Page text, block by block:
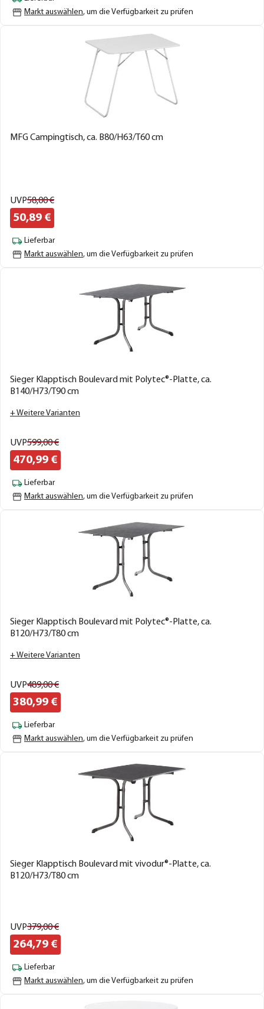
Markt auswählen, um die Verfügbarkeit zu prüfen
MFG Campingtisch, ca. B80/H63/T60 cm
UVP58,00€
50,89 €
Lieferbar
Markt auswählen, um die Verfügbarkeit zu prüfen
Sieger Klapptisch Boulevard mit Polytec®-Platte, ca.
B140/H73/T90 cm
+ Weitere Varianten
UVP599,00€
470,99 €
Lieferbar
Markt auswählen, um die Verfügbarkeit zu prüfen
Sieger Klapptisch Boulevard mit Polytec®-Platte, ca.
B120/H73/T80 cm
+ Weitere Varianten
UVP489,00€
380,99 €
Lieferbar
Markt auswählen, um die Verfügbarkeit zu prüfen
Sieger Klapptisch Boulevard mit vivodur®-Platte, ca.
B120/H73/T80 cm
UVP379,00€
264,79 €
Lieferbar
Markt auswählen, um die Verfügbarkeit zu prüfen